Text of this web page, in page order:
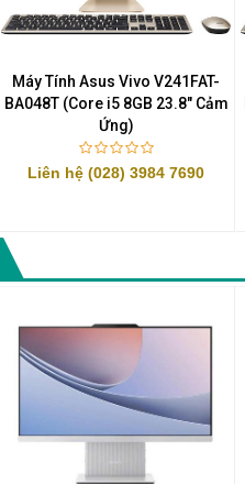
Màn Hình Quảng
Liên hệ0283
để nhận báo
Máy Tính Asus Vivo V241FAT-
BA048T (Core i5 8GB 23.8" Cảm
Ứng)
Liên hệ (028) 3984 7690